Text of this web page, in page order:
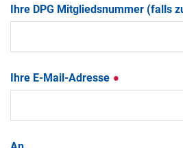
Ihre DPG Mitgliedsnummer (falls
Ihre E-Mail-Adresse